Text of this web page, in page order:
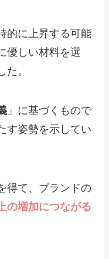
的に上昇する可能
優しい材料を選
。
」に基づくもので
す姿勢を示してい
得て、ブランドの
の増加につながる